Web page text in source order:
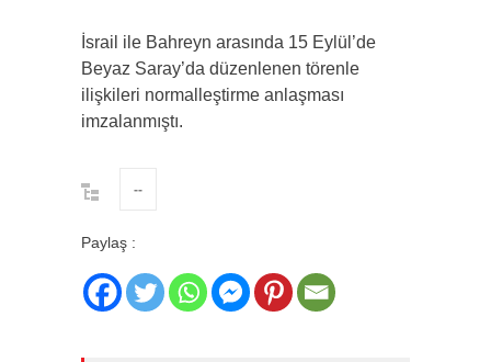
İsrail ile Bahreyn arasında 15 Eylül’de
Beyaz Saray’da düzenlenen törenle
ilişkileri normalleştirme anlaşması
imzalanmıştı.
--
Paylaş :